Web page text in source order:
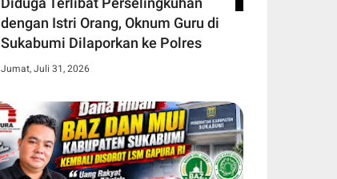
dengan Istri Orang, Oknum Guru di
Sukabumi Dilaporkan ke Polres
Jumat, Juli 31, 2026